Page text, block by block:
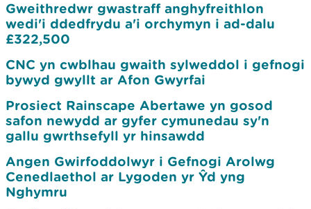
Gweithredwr gwastraff anghyfreithlon
wedi'i ddedfrydu a'i orchymyn i ad-dalu
£322,500
CNC yn cwblhau gwaith sylweddol i gefnogi
bywyd gwyllt ar Afon Gwyrfai
Prosiect Rainscape Abertawe yn gosod
safon newydd ar gyfer cymunedau sy'n
gallu gwrthsefyll yr hinsawdd
Angen Gwirfoddolwyr i Gefnogi Arolwg
Cenedlaethol ar Lygoden yr Ŷd yng
Nghymru